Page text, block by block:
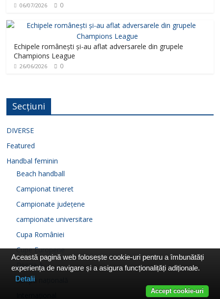
06/07/2026 0
Echipele românești și-au aflat adversarele din grupele
Champions League
26/06/2026 0
Secțiuni
DIVERSE
Featured
Handbal feminin
Beach handball
Campionat tineret
Campionate județene
campionate universitare
Cupa României
Cupe Europene
Divizia A
Echipa națională
Această pagină web folosește cookie-uri pentru a îmbunătăți
experiența de navigare și a asigura funcționalițăți adiționale.
Detalii
Accept cookie-uri